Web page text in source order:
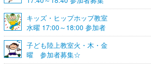
☆
キッズ・ヒップホップ教室
水曜 17:00～18:00 参加者
募集☆
子ども陸上教室火・木・金
曜 参加者募集☆